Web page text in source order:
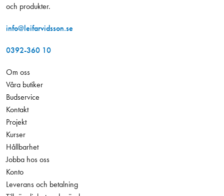
och produkter.
info@leifarvidsson.se
0392-360 10
Om oss
Våra butiker
Budservice
Kontakt
Projekt
Kurser
Hållbarhet
Jobba hos oss
Konto
Leverans och betalning